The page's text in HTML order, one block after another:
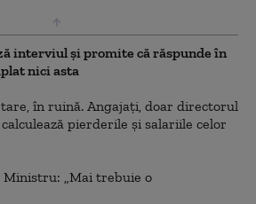
interviul și promite că răspunde în
nici asta
în ruină. Angajați, doar directorul
pierderile și salariile celor
Ministru: „Mai trebuie o